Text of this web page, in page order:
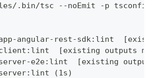
.bin/tsc --noEmit -p
angular-rest-sdk:lint
[existing outputs
e2e:lint  [existing
(1s)